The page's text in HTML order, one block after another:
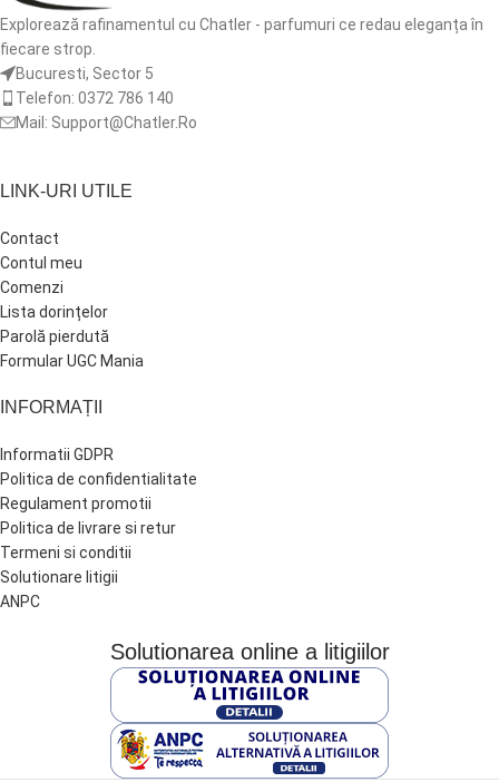
Explorează rafinamentul cu Chatler - parfumuri ce redau eleganța în
fiecare strop.
Bucuresti, Sector 5
Telefon: 0372 786 140
Mail: Support@Chatler.Ro
LINK-URI UTILE
Contact
Contul meu
Comenzi
Lista dorințelor
Parolă pierdută
Formular UGC Mania
INFORMAȚII
Informatii GDPR
Politica de confidentialitate
Regulament promotii
Politica de livrare si retur
Termeni si conditii
Solutionare litigii
ANPC
Solutionarea online a litigiilor